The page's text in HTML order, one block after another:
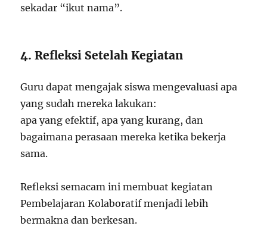
sekadar “ikut nama”.
4. Refleksi Setelah Kegiatan
Guru dapat mengajak siswa mengevaluasi apa
yang sudah mereka lakukan:
apa yang efektif, apa yang kurang, dan
bagaimana perasaan mereka ketika bekerja
sama.
Refleksi semacam ini membuat kegiatan
Pembelajaran Kolaboratif menjadi lebih
bermakna dan berkesan.